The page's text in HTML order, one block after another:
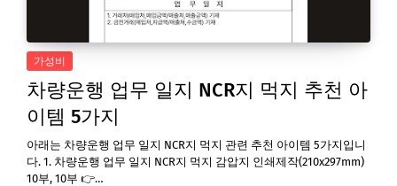
가성비
차량운행 업무 일지 NCR지 먹지 추천 아
이템 5가지
아래는 차량운행 업무 일지 NCR지 먹지 관련 추천 아이템 5가지입니
다. 1. 차량운행 업무 일지 NCR지 먹지 감압지 인쇄제작(210x297mm)
10부, 10부 👉…